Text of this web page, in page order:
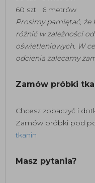
60 szt
6 metrów
Prosimy pamiętać, że
różnić w zależności
oświetleniowych. W
odcienia zalecamy
Zamów próbki
Chcesz zobaczyć i
Zamów próbki pod
tkanin
Masz pytania?